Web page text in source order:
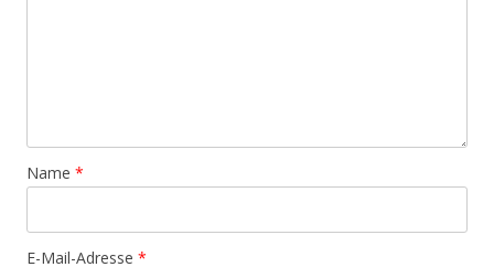
Name *
E-Mail-Adresse *